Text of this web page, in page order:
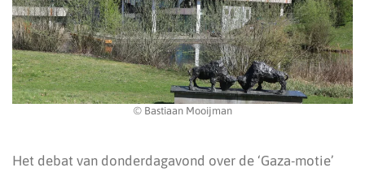
© Bastiaan Mooijman
Het debat van donderdagavond over de ‘Gaza-motie’